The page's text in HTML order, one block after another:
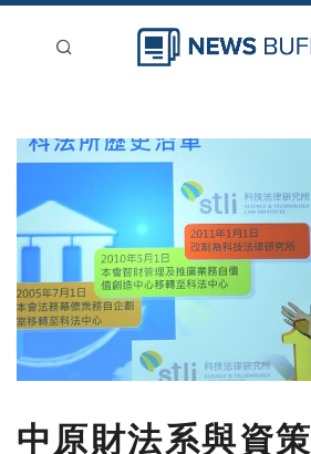
新聞稿分類
刊登
中原財法系與資